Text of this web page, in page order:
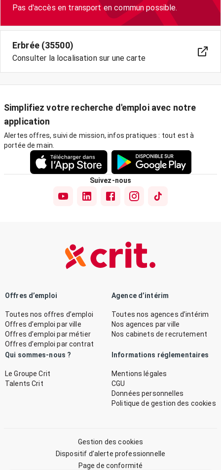
Pas d'accès en transport en commun possible.
Erbrée (35500)
Consulter la localisation sur une carte
Simplifiez votre recherche d'emploi avec notre
application
Alertes offres, suivi de mission, infos pratiques : tout est à
portée de main.
Suivez-nous
Offres d’emploi
Toutes nos offres d’emploi
Offres d’emploi par ville
Offres d’emploi par métier
Offres d’emploi par contrat
Agence d’intérim
Toutes nos agences d’intérim
Nos agences par ville
Nos cabinets de recrutement
Qui sommes-nous ?
Le Groupe Crit
Talents Crit
Informations réglementaires
Mentions légales
CGU
Données personnelles
Politique de gestion des cookies
Gestion des cookies
Dispositif d’alerte professionnelle
Page de conformité